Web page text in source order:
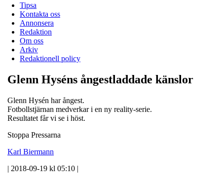
Tipsa
Kontakta oss
Annonsera
Redaktion
Om oss
Arkiv
Redaktionell policy
Glenn Hyséns ångestladdade känslor
Glenn Hysén har ångest.
Fotbollstjärnan medverkar i en ny reality-serie.
Resultatet får vi se i höst.
Stoppa Pressarna
Karl Biermann
| 2018-09-19 kl 05:10 |